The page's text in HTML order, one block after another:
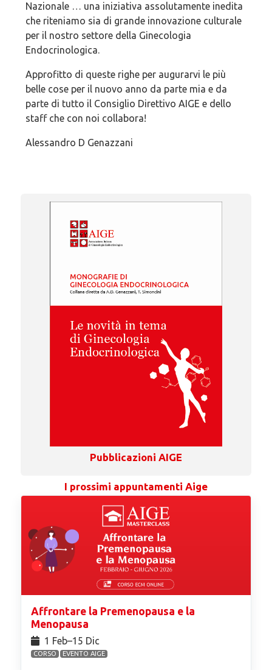
Nazionale … una iniziativa assolutamente inedita
che riteniamo sia di grande innovazione culturale
per il nostro settore della Ginecologia
Endocrinologica.
Approfitto di queste righe per augurarvi le più
belle cose per il nuovo anno da parte mia e da
parte di tutto il Consiglio Direttivo AIGE e dello
staff che con noi collabora!
Alessandro D Genazzani
Pubblicazioni AIGE
I prossimi appuntamenti Aige
Affrontare la Premenopausa e la
Menopausa
1 Feb⁠–15 Dic
CORSO EVENTO AIGE